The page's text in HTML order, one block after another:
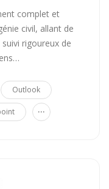
complet et
civil, allant de
suivi rigoureux de
Outlook
...